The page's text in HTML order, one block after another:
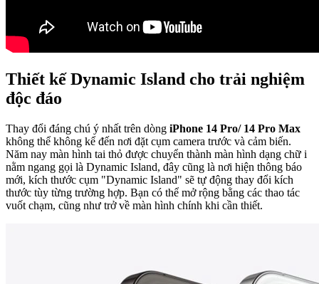
Thiết kế Dynamic Island cho trải nghiệm
độc đáo
Thay đổi đáng chú ý nhất trên dòng iPhone 14 Pro/ 14 Pro Max
không thể không kể đến nơi đặt cụm camera trước và cảm biến.
Năm nay màn hình tai thỏ được chuyển thành màn hình dạng chữ i
nằm ngang gọi là Dynamic Island, đây cũng là nơi hiện thông báo
mới, kích thước cụm "Dynamic Island" sẽ tự động thay đổi kích
thước tùy từng trường hợp. Bạn có thể mở rộng bằng các thao tác
vuốt chạm, cũng như trở về màn hình chính khi cần thiết.